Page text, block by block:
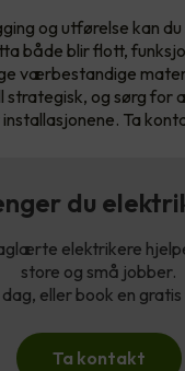
og utførelse kan
både blir flott,
værbestandige
strategisk, og sørg for
Ta
du
elektrikere
store og små jobber.
dag, eller book en
Ta kontakt